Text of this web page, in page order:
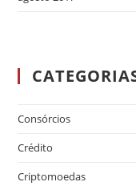
Consórcios
Crédito
Criptomoedas